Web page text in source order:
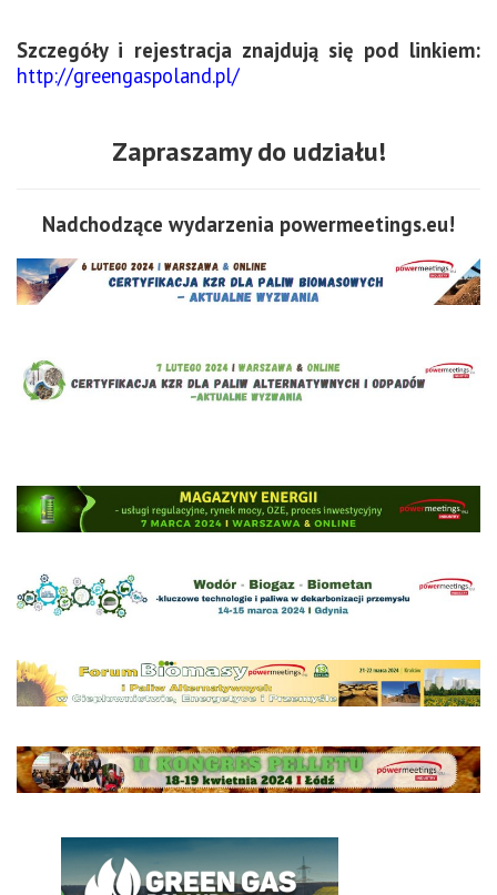
Szczegóły i rejestracja znajdują się pod linkiem:
http://greengaspoland.pl/
Zapraszamy do udziału!
Nadchodzące wydarzenia powermeetings.eu!